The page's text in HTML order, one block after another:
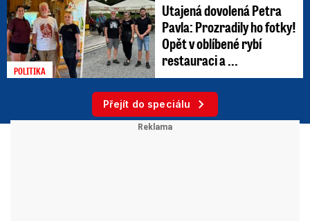
POLITIKA
Utajená dovolená Petra
Pavla: Prozradily ho fotky!
Opět v oblíbené rybí
restauraci a ...
Přejít do speciálu